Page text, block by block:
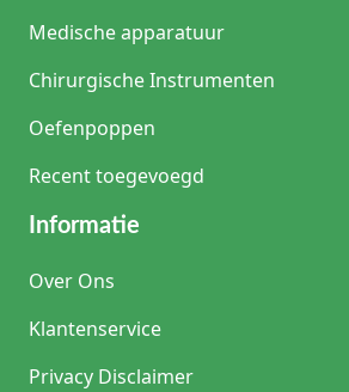
Medische apparatuur
Chirurgische Instrumenten
Oefenpoppen
Recent toegevoegd
Informatie
Over Ons
Klantenservice
Privacy Disclaimer